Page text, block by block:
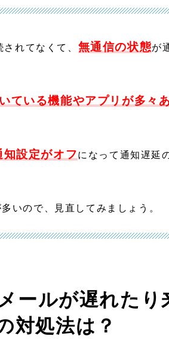
れてなくて、 無通信の状態が
ている機能やアプリが多々
設定がオフになって通知遅延
いので、見直してみましょう。
ールが遅れたり
対処法は？